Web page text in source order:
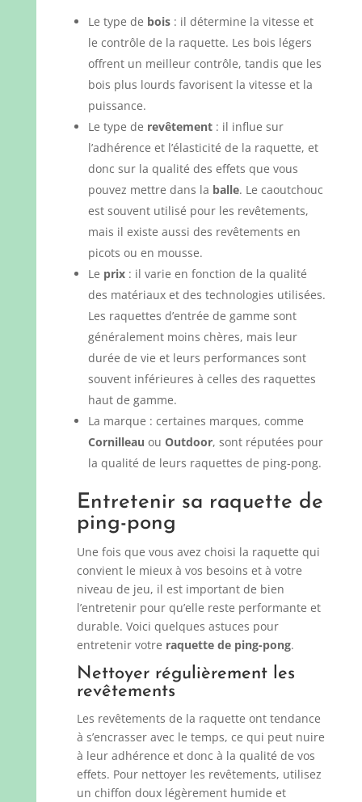
Le type de bois: il détermine la vitesse et
le contrôle de la raquette. Les bois légers
offrent un meilleur contrôle, tandis que les
bois plus lourds favorisent la vitesse et la
puissance.
Le type de revêtement: il influe sur
l’adhérence et l’élasticité de la raquette, et
donc sur la qualité des effets que vous
pouvez mettre dans la balle. Le caoutchouc
est souvent utilisé pour les revêtements,
mais il existe aussi des revêtements en
picots ou en mousse.
Le prix: il varie en fonction de la qualité
des matériaux et des technologies utilisées.
Les raquettes d’entrée de gamme sont
généralement moins chères, mais leur
durée de vie et leurs performances sont
souvent inférieures à celles des raquettes
haut de gamme.
La marque : certaines marques, comme
Cornilleau ou Outdoor, sont réputées pour
la qualité de leurs raquettes de ping-pong.
Entretenir sa raquette de
ping-pong
Une fois que vous avez choisi la raquette qui
convient le mieux à vos besoins et à votre
niveau de jeu, il est important de bien
l’entretenir pour qu’elle reste performante et
durable. Voici quelques astuces pour
entretenir votre raquette de ping-pong.
Nettoyer régulièrement les
revêtements
Les revêtements de la raquette ont tendance
à s’encrasser avec le temps, ce qui peut nuire
à leur adhérence et donc à la qualité de vos
effets. Pour nettoyer les revêtements, utilisez
un chiffon doux légèrement humide et